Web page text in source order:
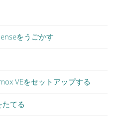
をうごかす
VEをセットアップする
たてる